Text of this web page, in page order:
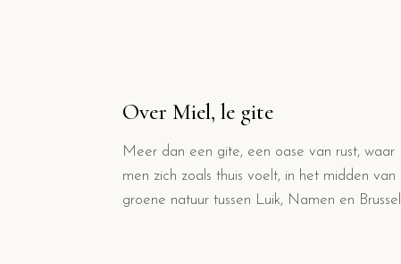
Over Miel, le gite
Meer dan een gite, een oase van rust, waar
men zich zoals thuis voelt, in het midden van
groene natuur tussen Luik, Namen en